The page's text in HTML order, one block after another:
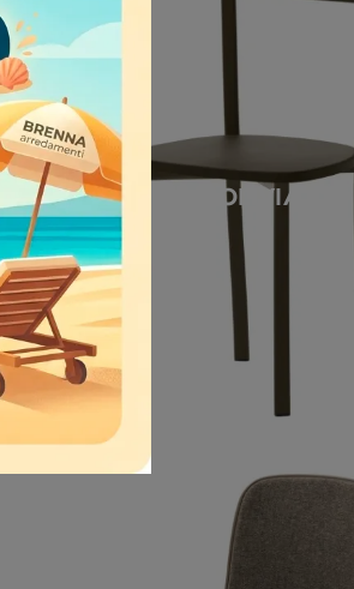
OLIVIA